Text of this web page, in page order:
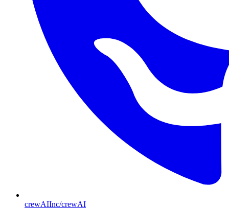
crewAIInc/crewAI